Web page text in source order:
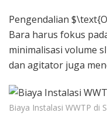
Pengendalian
Bara harus fokus
minimalisasi volume
dan agitator juga
Biaya Instalasi WWTP di